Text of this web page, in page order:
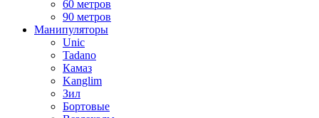
60 метров
90 метров
Манипуляторы
Unic
Tadano
Камаз
Kanglim
Зил
Бортовые